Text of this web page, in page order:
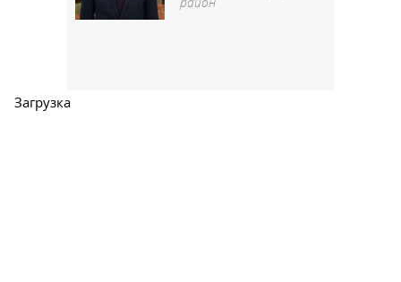
Загрузка